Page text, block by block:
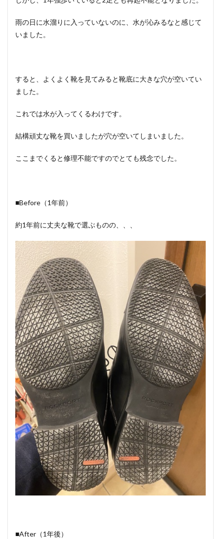
雨の日に水溜りに入っていないのに、水が沁みるなと感じて
いました。
すると、よくよく靴を見てみると靴底に大きな穴が空いてい
ました。
これでは水が入ってくるわけです。
結構頑丈な靴を買いましたが穴が空いてしまいました。
ここまでくると修理不能ですのでとても残念でした。
■Before（1年前）
約1年前に丈夫な靴で選ぶものの、、、
■After（1年後）